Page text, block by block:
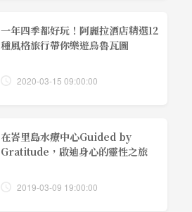
一年四季都好玩！阿麗拉酒店精選12
種風格旅行帶你樂遊烏魯瓦圖
2020-03-15 09:00:00
在峇里島水療中心Guided by
Gratitude，啟迪身心的靈性之旅
2019-03-09 19:00:00